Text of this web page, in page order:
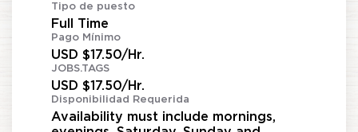
Tipo de puesto
Full Time
Pago Mínimo
USD $17.50/Hr.
JOBS.TAGS
USD $17.50/Hr.
Disponibilidad Requerida
Availability must include mornings,